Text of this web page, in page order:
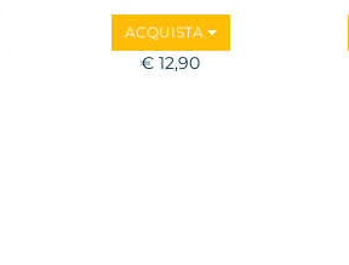
ACQUISTA
€ 12,90